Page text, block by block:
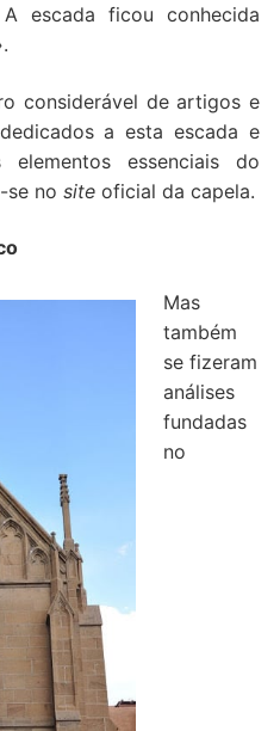
escada ficou conhecida
considerável de artigos e
a esta escada e
essenciais do
se no site oficial da capela.
Mas
também
se fizeram
análises
fundadas
no